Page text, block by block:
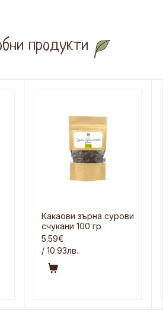
продукти
Какаови зърна сурови
счукани 100 гр
5.59€
/ 10.93лв.